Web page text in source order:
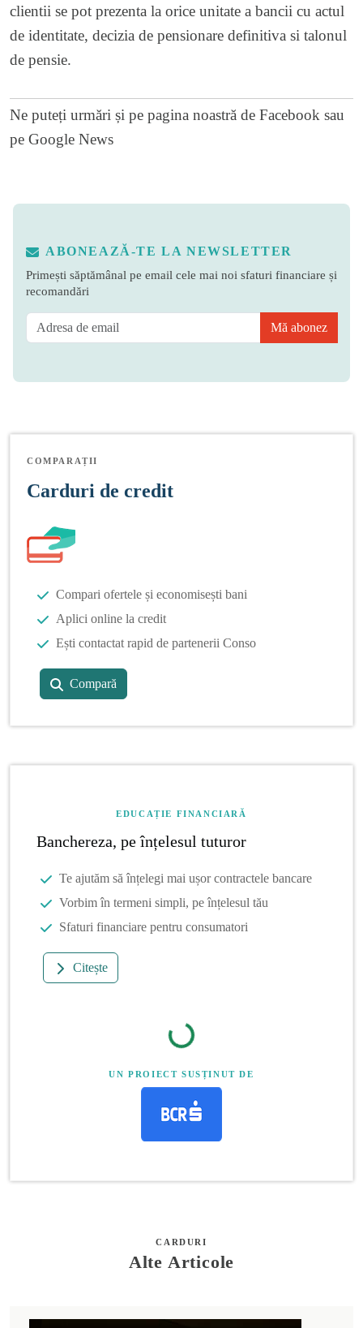
clientii se pot prezenta la orice unitate a bancii cu actul
de identitate, decizia de pensionare definitiva si talonul
de pensie.
Ne puteți urmări și pe pagina noastră de Facebook sau
pe Google News
ABONEAZĂ-TE LA NEWSLETTER
Primești săptămânal pe email cele mai noi sfaturi financiare și
recomandări
Mă abonez
COMPARAȚII
Carduri de credit
Compari ofertele și economisești bani
Aplici online la credit
Ești contactat rapid de partenerii Conso
Compară
EDUCAȚIE FINANCIARĂ
Banchereza, pe înțelesul tuturor
Te ajutăm să înțelegi mai ușor contractele bancare
Vorbim în termeni simpli, pe înțelesul tău
Sfaturi financiare pentru consumatori
Citește
UN PROIECT SUSȚINUT DE
CARDURI
Alte Articole